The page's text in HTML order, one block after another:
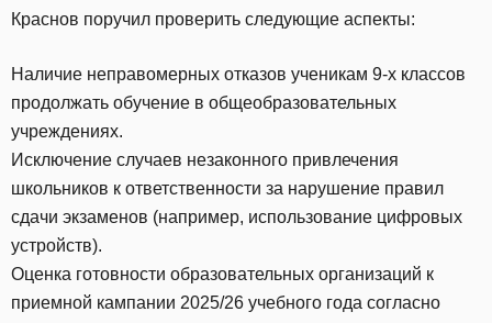
Краснов поручил проверить следующие аспекты:
Наличие неправомерных отказов ученикам 9-х классов
продолжать обучение в общеобразовательных
учреждениях.
Исключение случаев незаконного привлечения
школьников к ответственности за нарушение правил
сдачи экзаменов (например, использование цифровых
устройств).
Оценка готовности образовательных организаций к
приемной кампании 2025/26 учебного года согласно